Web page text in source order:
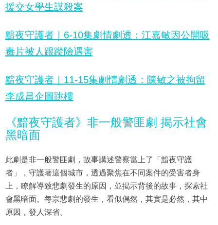
援交女學生謀殺案
黯夜守護者｜6-10集劇情劇透：江嘉敏因公開吸
毒片被人跟蹤險遇害
黯夜守護者｜11-15集劇情劇透：陳敏之被拘留
李成昌企圖跳樓
《黯夜守護者》非一般警匪劇 揭示社會
黑暗面
此劇是非一般警匪劇，故事講述警察當上了「黯夜守護
者」，守護著這個城市，透過聚焦在不同案件的受害者身
上，瞭解導致悲劇發生的原因，並揭示背後的故事，探索社
會黑暗面。每宗悲劇的發生，看似偶然，其實是必然，其中
原因，發人深省。